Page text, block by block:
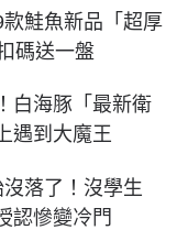
鮭魚新品「超厚
碼送一盤
白海豚「最新衛
遇到大魔王
落了！沒學生
慘變冷門